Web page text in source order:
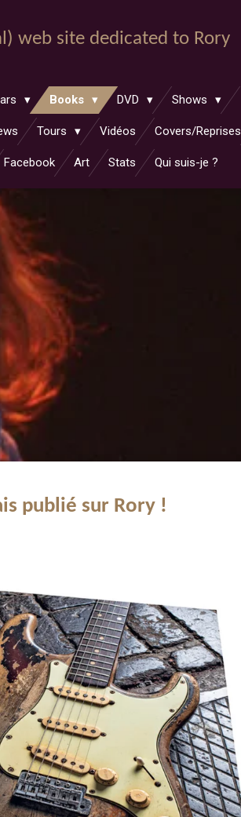
web site dedicated to Rory
Books DVD Shows
Tours Vidéos Covers/Reprises
Facebook Art Stats Qui suis-je ?
publié sur Rory !